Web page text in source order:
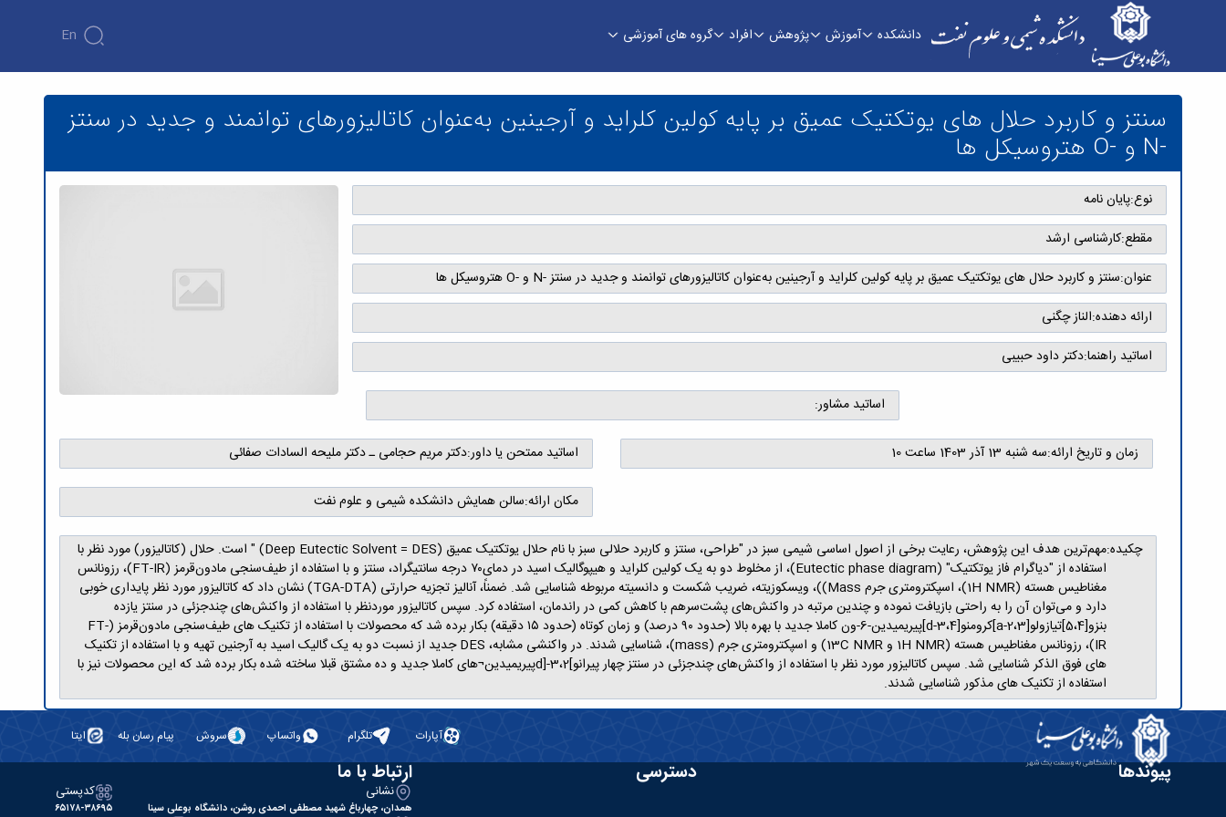
دانشکده آموزش پژوهش افراد گروه های آموزشی En
شیمی و علوم نفت
سنتز و كاربرد حلال های يوتکتيک عميق بر پايه كولين كلرايد و آرجينين به‌عنوان كاتاليزورهای توانمند و جديد در سنتز
-N و -O هتروسيکل ها
نوع:پایان نامه
مقطع:کارشناسی ارشد
عنوان:سنتز و كاربرد حلال های يوتکتيک عميق بر پايه كولين كلرايد و آرجينين به‌عنوان كاتاليزورهای توانمند و جديد در سنتز -N و -O هتروسيکل ها
ارائه دهنده:الناز چگنی
اساتید راهنما:دکتر داود حبیبی
اساتید مشاور:
اساتید ممتحن یا داور:دکتر مریم حجامی ـ دکتر ملیحه السادات صفائی زمان و تاریخ ارائه:سه شنبه 13 آذر 1403 ساعت 10
مکان ارائه:سالن همایش دانشکده شیمی و علوم نفت
چکیده:
مهم‌ترین هدف این پژوهش، رعایت برخی از اصول اساسی شیمی سبز در "طراحی، سنتز و کاربرد حلالی سبز با نام حلال یوتکتیک عمیق (Deep Eutectic Solvent = DES) " است. حلال (کاتالیزور) مورد نظر با
استفاده از "دیاگرام فاز یوتکتیک" (Eutectic phase diagram)، از مخلوط دو به یک کولین کلراید و هیپوگالیک اسید در دمای۷۰ درجه سانتیگراد، سنتز و با استفاده از طیف‌سنجی‌ مادون‌قرمز (FT-IR)، رزونانس
مغناطیس هسته (1H NMR)، اسپکترومتری جرم Mass))، ویسکوزیته، ضریب شکست و دانسیته مربوطه شناسایی شد. ضمناً، آنالیز تجزیه حرارتی (TGA-DTA) نشان داد که کاتالیزور مورد نظر پایداری خوبی
دارد و می‌توان آن را به ‌راحتی بازیافت نموده و چندین مرتبه در واکنش‌های پشت‌سرهم با کاهش کمی در راندمان، استفاده کرد. سپس کاتالیزور موردنظر با استفاده از واکنش‌های چندجزئی در سنتز یازده
بنزو[5،4]تیازولو[2،3-a]کرومنو[3،4-d]پیریمیدین-6-ون کاملا جدید با بهره بالا (حدود ۹۰ درصد) و زمان کوتاه (حدود ۱۵ دقیقه) بکار برده شد که محصولات با استفاده از تکنیک های طیف‌سنجی مادون‌قرمز (FT-
IR)، رزونانس مغناطیس هسته (1H NMR و 13C NMR) و اسپکترومتری جرم (mass)، شناسایی شدند. در واکنشی مشابه، DES جدید از نسبت دو به یک گالیک اسید به آرجنین تهیه و با استفاده از تکنیک
های فوق الذکر شناسایی شد. سپس کاتالیزور مورد نظر با استفاده از واکنش‌های چندجزئی در سنتز چهار پیرانو]3،2-[dپیریمیدین¬های کاملا جدید و ده مشتق قبلا ساخته شده بکار برده شد که این محصولات نیز با
استفاده از تکنیک های مذکور شناسایی شدند.
آپارات تلگرام واتساپ سروش پیام رسان بله ایتا
پیوندها دسترسی ارتباط با ما
نشانی
همدان، چهارباغ شهید مصطفی احمدی روشن، دانشگاه بوعلی سینا
کدپستی
۶۵۱۷۸-۳۸۶۹۵